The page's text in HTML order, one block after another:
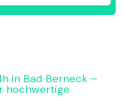
in Bad Berneck –
hochwertige